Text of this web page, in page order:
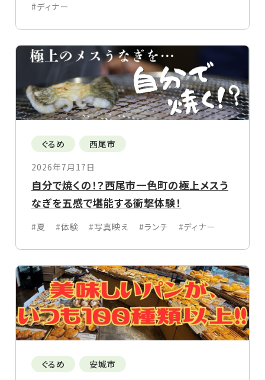
#ディナー
ぐるめ
西尾市
2026年7月17日
自分で焼くの！？西尾市一色町の極上メスう
なぎを五感で堪能する衝撃体験！
#夏 #体験 #写真映え #ランチ #ディナー
ぐるめ
安城市